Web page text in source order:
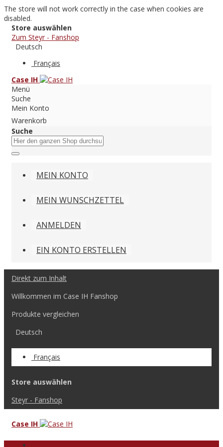
The store will not work correctly in the case when cookies are
disabled.
Store auswählen
Zum Steyr - Fanshop
Deutsch
Français
Case IH
Menü
Suche
Mein Konto
Warenkorb
Suche
MEIN KONTO
MEIN WUNSCHZETTEL
ANMELDEN
EIN KONTO ERSTELLEN
Direkt zum Inhalt
Willkommen im Case IH Fanshop
Produkte vergleichen
Deutsch
Français
Store auswählen
Steyr - Fanshop
Case IH